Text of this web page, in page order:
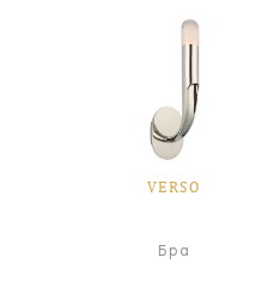
VERSO
Бра